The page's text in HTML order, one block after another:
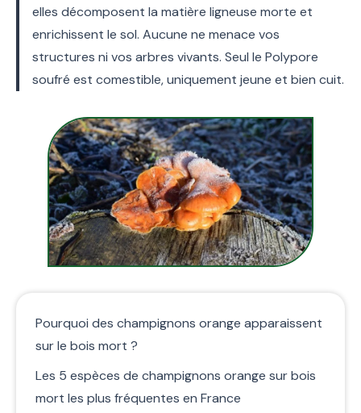
elles décomposent la matière ligneuse morte et
enrichissent le sol. Aucune ne menace vos
structures ni vos arbres vivants. Seul le Polypore
soufré est comestible, uniquement jeune et bien cuit.
Pourquoi des champignons orange apparaissent
sur le bois mort ?
Les 5 espèces de champignons orange sur bois
mort les plus fréquentes en France